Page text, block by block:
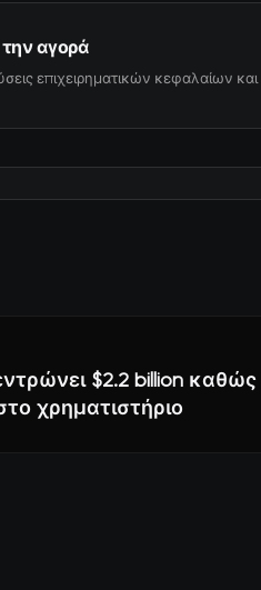
αγορά
επιχειρηματικών κεφαλαίων
$2.2 billion
χρηματιστήριο